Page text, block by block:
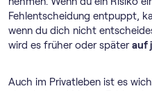
Fehlentscheidung entpuppt,
wenn du dich nicht
wird es früher oder späterauf
Auch im Privatleben ist es